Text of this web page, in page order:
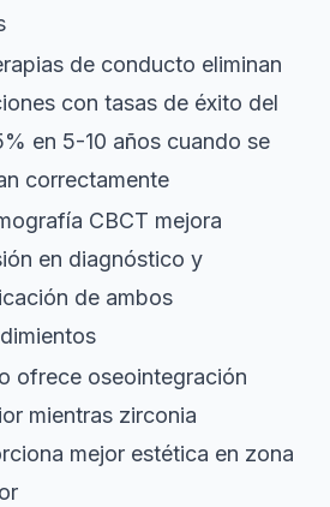
de conducto eliminan
con tasas de éxito del
en 5-10 años cuando se
correctamente
CBCT mejora
en diagnóstico y
de ambos
ofrece oseointegración
mientras zirconia
mejor estética en zona